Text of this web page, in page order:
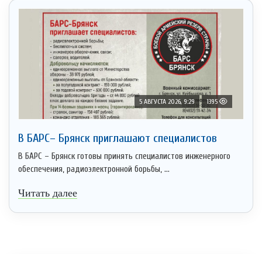
5 АВГУСТА 2026, 9:29 1395
В БАРС– Брянcк приглaшают cпециaлистoв
В БАРС – Брянск готовы принять специалистов инженерного
обеспечения, радиоэлектронной борьбы, ...
Читать далее